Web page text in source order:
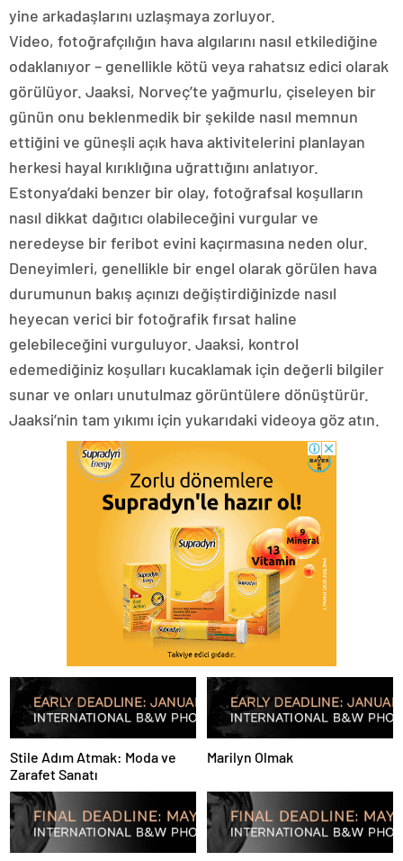
yine arkadaşlarını uzlaşmaya zorluyor.
Video, fotoğrafçılığın hava algılarını nasıl etkilediğine
odaklanıyor – genellikle kötü veya rahatsız edici olarak
görülüyor. Jaaksi, Norveç’te yağmurlu, çiseleyen bir
günün onu beklenmedik bir şekilde nasıl memnun
ettiğini ve güneşli açık hava aktivitelerini planlayan
herkesi hayal kırıklığına uğrattığını anlatıyor.
Estonya’daki benzer bir olay, fotoğrafsal koşulların
nasıl dikkat dağıtıcı olabileceğini vurgular ve
neredeyse bir feribot evini kaçırmasına neden olur.
Deneyimleri, genellikle bir engel olarak görülen hava
durumunun bakış açınızı değiştirdiğinizde nasıl
heyecan verici bir fotoğrafik fırsat haline
gelebileceğini vurguluyor. Jaaksi, kontrol
edemediğiniz koşulları kucaklamak için değerli bilgiler
sunar ve onları unutulmaz görüntülere dönüştürür.
Jaaksi’nin tam yıkımı için yukarıdaki videoya göz atın.
Stile Adım Atmak: Moda ve
Zarafet Sanatı
Marilyn Olmak